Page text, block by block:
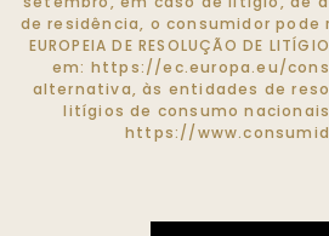
de residência, o consumidor pode
EUROPEIA DE RESOLUÇÃO DE
em: https://ec.europa.eu/
alternativa, às entidades de
litígios de consumo
https://